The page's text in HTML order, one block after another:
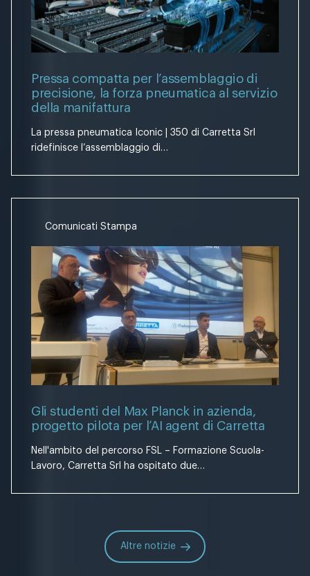
Pressa compatta per l’assemblaggio di
precisione, la forza pneumatica al servizio
della manifattura
La pressa pneumatica Iconic | 350 di Carretta Srl
ridefinisce l’assemblaggio di…
Comunicati Stampa
Gli studenti del Max Planck in azienda,
progetto pilota per l’AI agent di Carretta
Nell'ambito del percorso FSL – Formazione Scuola-
Lavoro, Carretta Srl ha ospitato due…
Altre notizie